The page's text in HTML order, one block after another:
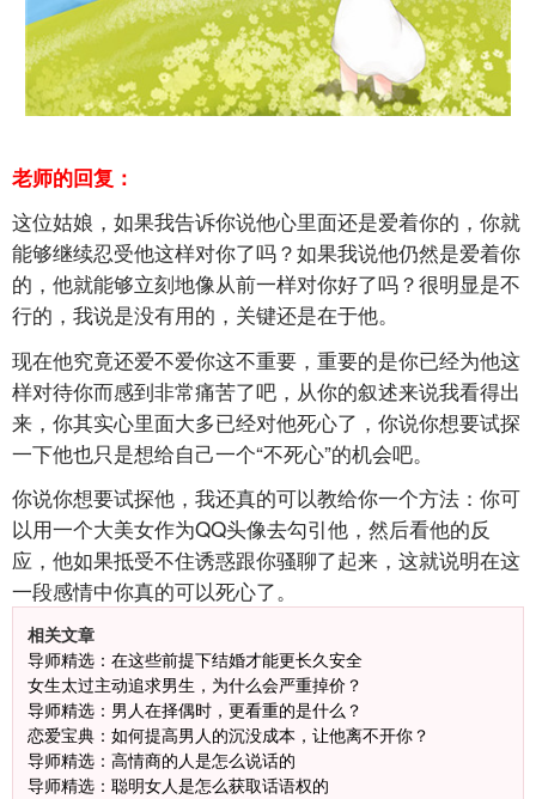
老师的回复：
这位姑娘，如果我告诉你说他心里面还是爱着你的，你就
能够继续忍受他这样对你了吗？如果我说他仍然是爱着你
的，他就能够立刻地像从前一样对你好了吗？很明显是不
行的，我说是没有用的，关键还是在于他。
现在他究竟还爱不爱你这不重要，重要的是你已经为他这
样对待你而感到非常痛苦了吧，从你的叙述来说我看得出
来，你其实心里面大多已经对他死心了，你说你想要试探
一下他也只是想给自己一个“不死心”的机会吧。
你说你想要试探他，我还真的可以教给你一个方法：你可
以用一个大美女作为QQ头像去勾引他，然后看他的反
应，他如果抵受不住诱惑跟你骚聊了起来，这就说明在这
一段感情中你真的可以死心了。
相关文章
导师精选：在这些前提下结婚才能更长久安全
女生太过主动追求男生，为什么会严重掉价？
导师精选：男人在择偶时，更看重的是什么？
恋爱宝典：如何提高男人的沉没成本，让他离不开你？
导师精选：高情商的人是怎么说话的
导师精选：聪明女人是怎么获取话语权的